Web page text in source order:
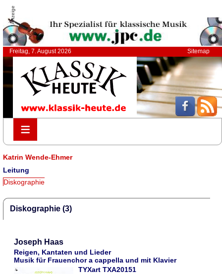
Anzeige
Freitag, 7. August 2026 Sitemap
≡
≡
Katrin Wende-Ehmer
Leitung
Diskographie
Diskographie (3)
Joseph Haas
Reigen, Kantaten und Lieder
Musik für Frauenchor a cappella und mit Klavier
TYXart TXA20151